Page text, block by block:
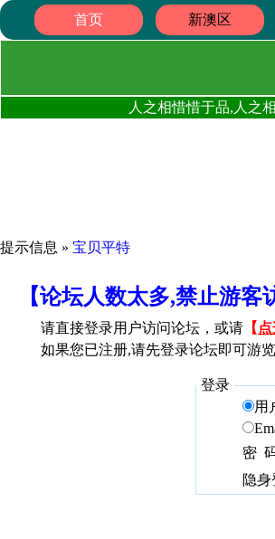
首页 新澳区
人之相惜惜于品,人之
提示信息 » 宝贝平特
【论坛人数太多,禁止游
请直接登录用户访问论坛，或请 【
如果您已注册,请先登录论坛即可游
登录
用
密
隐